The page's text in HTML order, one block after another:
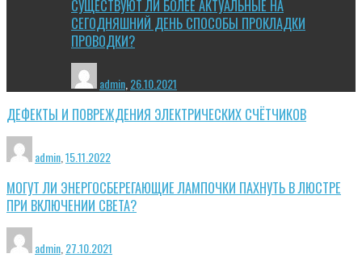
СУЩЕСТВУЮТ ЛИ БОЛЕЕ АКТУАЛЬНЫЕ НА
СЕГОДНЯШНИЙ ДЕНЬ СПОСОБЫ ПРОКЛАДКИ
ПРОВОДКИ?
admin,26.10.2021
ДЕФЕКТЫ И ПОВРЕЖДЕНИЯ ЭЛЕКТРИЧЕСКИХ СЧЁТЧИКОВ
admin 15.11.2022
МОГУТ ЛИ ЭНЕРГОСБЕРЕГАЮЩИЕ ЛАМПОЧКИ ПАХНУТЬ В ЛЮСТРЕ
ПРИ ВКЛЮЧЕНИИ СВЕТА?
admin 27.10.2021